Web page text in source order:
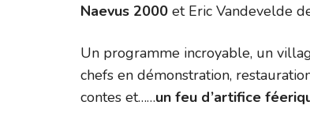
Naevus 2000 et Eric Vandevelde
Un programme incroyable, un
chefs en démonstration,
contes et……un feu d’artifice